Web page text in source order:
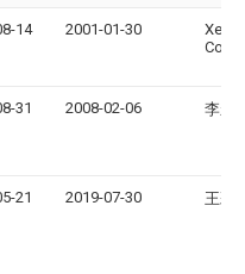
14 2001-01-30
Xerox
31 2008-02-06 李永
21 2019-07-30 王彩